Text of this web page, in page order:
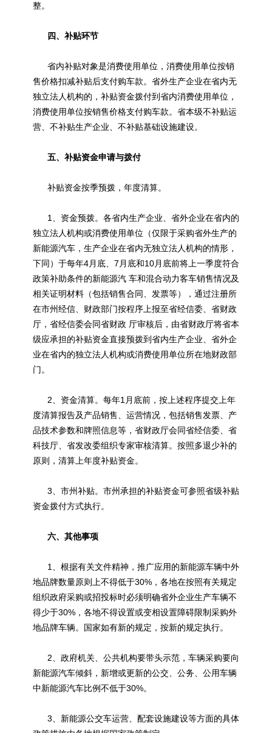
整。
四、补贴环节
省内补贴对象是消费使用单位，消费使用单位按销
售价格扣减补贴后支付购车款。省外生产企业在省内无
独立法人机构的，补贴资金拨付到省内消费使用单位，
消费使用单位按销售价格支付购车款。省本级不补贴运
营、不补贴生产企业、不补贴基础设施建设。
五、补贴资金申请与拨付
补贴资金按季预拨，年度清算。
1、资金预拨。各省内生产企业、省外企业在省内的
独立法人机构或消费使用单位（仅限于采购省外生产的
新能源汽车，生产企业在省内无独立法人机构的情形，
下同）于每年4月底、7月底和10月底前将上一季度符合
政策补助条件的新能源汽 车和混合动力客车销售情况及
相关证明材料（包括销售合同、发票等），通过注册所
在市州经信、财政部门按程序上报至省经信委、省财政
厅，省经信委会同省财政 厅审核后，由省财政厅将省本
级应承担的补贴资金直接预拨到省内生产企业、省外企
业在省内的独立法人机构或消费使用单位所在地财政部
门。
2、资金清算。每年1月底前，按上述程序提交上年
度清算报告及产品销售、运营情况，包括销售发票、产
品技术参数和牌照信息等，省财政厅会同省经信委、省
科技厅、省发改委组织专家审核清算。按照多退少补的
原则，清算上年度补贴资金。
3、市州补贴。市州承担的补贴资金可参照省级补贴
资金拨付方式执行。
六、其他事项
1、根据有关文件精神，推广应用的新能源车辆中外
地品牌数量原则上不得低于30%，各地在按照有关规定
组织政府采购或招投标时必须明确省外企业生产车辆不
得少于30%，各地不得设置或变相设置障碍限制采购外
地品牌车辆。国家如有新的规定，按新的规定执行。
2、政府机关、公共机构要带头示范，车辆采购要向
新能源汽车倾斜，新增或更新的公交、公务、公用车辆
中新能源汽车比例不低于30%。
3、 新能源公交车运营、配套设施建设等方面的具体